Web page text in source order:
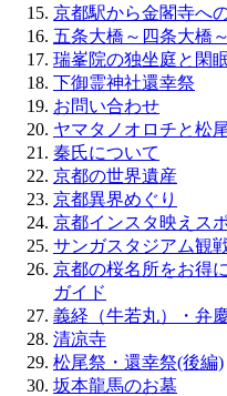
京都駅から金閣寺へ
五条大橋～四条大橋
瑞峯院の独坐庭と閑
下御霊神社還幸祭
お問い合わせ
ヤマタノオロチと松
秦氏について
京都の世界遺産
京都異界めぐり
京都インスタ映えス
サンガスタジアム観
京都の桜名所をお得
ガイド
義経（牛若丸）・弁
清凉寺
松尾祭・還幸祭(後編)
坂本龍馬のお墓